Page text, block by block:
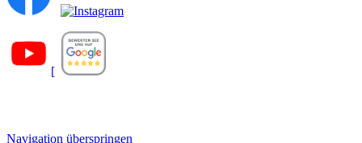
[
Navigation überspringen